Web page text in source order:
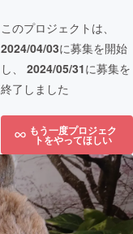
このプロジェクトは、
2024/04/03に募集を開始
し、 2024/05/31に募集を
終了しました
もう一度プロジェク
トをやってほしい